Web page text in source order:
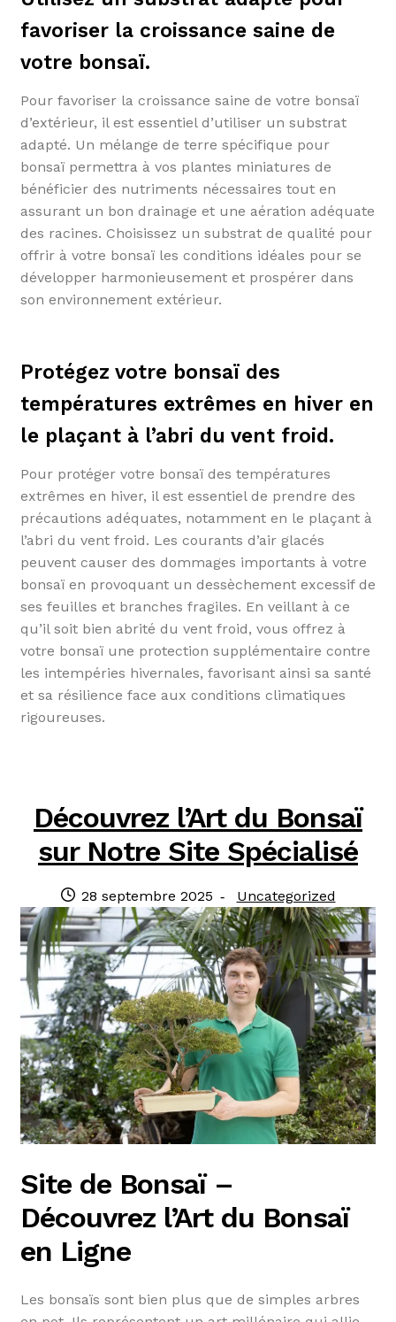
favoriser la croissance saine de
votre bonsaï.
Pour favoriser la croissance saine de votre bonsaï
d’extérieur, il est essentiel d’utiliser un substrat
adapté. Un mélange de terre spécifique pour
bonsaï permettra à vos plantes miniatures de
bénéficier des nutriments nécessaires tout en
assurant un bon drainage et une aération adéquate
des racines. Choisissez un substrat de qualité pour
offrir à votre bonsaï les conditions idéales pour se
développer harmonieusement et prospérer dans
son environnement extérieur.
Protégez votre bonsaï des
températures extrêmes en hiver en
le plaçant à l’abri du vent froid.
Pour protéger votre bonsaï des températures
extrêmes en hiver, il est essentiel de prendre des
précautions adéquates, notamment en le plaçant à
l’abri du vent froid. Les courants d’air glacés
peuvent causer des dommages importants à votre
bonsaï en provoquant un dessèchement excessif de
ses feuilles et branches fragiles. En veillant à ce
qu’il soit bien abrité du vent froid, vous offrez à
votre bonsaï une protection supplémentaire contre
les intempéries hivernales, favorisant ainsi sa santé
et sa résilience face aux conditions climatiques
rigoureuses.
Découvrez l’Art du Bonsaï
sur Notre Site Spécialisé
Publié
le
28 septembre 2025
Catégorie
:
Uncategorized
Site de Bonsaï –
Découvrez l’Art du Bonsaï
en Ligne
Les bonsaïs sont bien plus que de simples arbres